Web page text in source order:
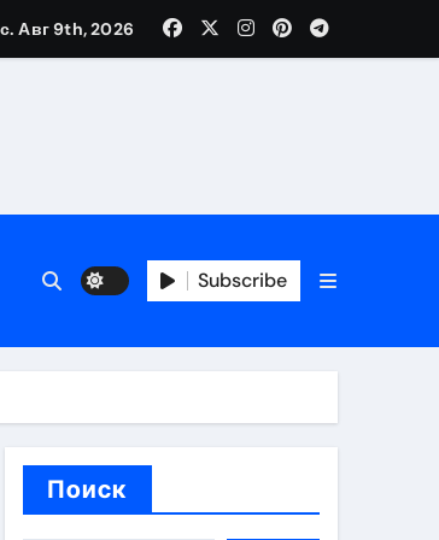
при анонимном лечении
Авг 9th, 2026
Subscribe
Поиск